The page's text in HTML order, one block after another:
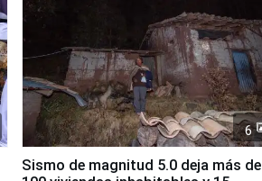
6
Sismo de magnitud 5.0 deja más de